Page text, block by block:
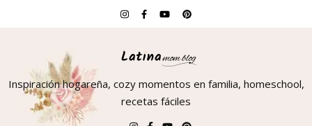
Inspiración hogareña, cozy momentos en familia, homeschool,
recetas fáciles